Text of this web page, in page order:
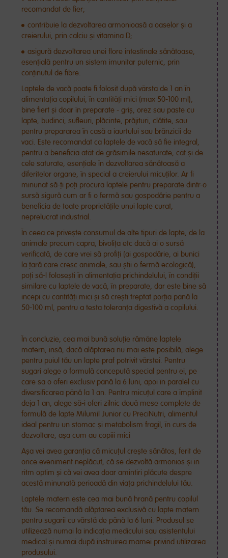
recomandat de fier;
contribuie la dezvoltarea armonioasă a oaselor și a
creierului, prin calciu și vitamina D;
asigură dezvoltarea unei flore intestinale sănătoase,
esențială pentru un sistem imunitar puternic, prin
conținutul de fibre.
Laptele de vacă poate fi folosit după vârsta de 1 an în
alimentația copilului, în cantități mici (max 50-100 ml),
bine fiert și doar în preparate - griș, orez sau paste cu
lapte, budinci, sufleuri, plăcinte, prăjituri, clătite, sau
pentru prepararea în casă a iaurtului sau brânzicii de
vaci. Este recomandat ca laptele de vacă să fie integral,
pentru a beneficia atât de grăsimile nesaturate, cât și de
cele saturate, esențiale în dezvoltarea sănătoasă a
diferitelor organe, în special a creierului micuților. Ar fi
minunat să-ți poți procura laptele pentru preparate dintr-o
sursă sigură cum ar fi o fermă sau gospodărie pentru a
beneficia de toate proprietățile unui lapte curat,
neprelucrat industrial.
În ceea ce privește consumul de alte tipuri de lapte, de la
animale precum capra, bivolița etc dacă ai o sursă
verificată, de care vrei să profiți (ai gospodărie, ai bunici
la țară care cresc animale, sau știi o fermă ecologică),
poți să-l folosești în alimentația prichindelului, în condiții
similare cu laptele de vacă, în preparate, dar este bine să
începi cu cantități mici și să crești treptat porția până la
50-100 ml, pentru a testa toleranța digestivă a copilului.
În concluzie, cea mai bună soluție rămâne laptele
matern, însă, dacă alăptarea nu mai este posibilă, alege
pentru puiul tău un lapte praf potrivit vârstei. Pentru
sugari alege o formulă concepută special pentru ei, pe
care sa o oferi exclusiv până la 6 luni, apoi în paralel cu
diversificarea până la 1 an. Pentru micuțul care a împlinit
deja 1 an, alege să-i oferi zilnic două mese complete de
formulă de lapte Milumil Junior cu PreciNutri, alimentul
ideal pentru un stomac și metabolism fragil, în curs de
dezvoltare, așa cum au copiii mici
Așa vei avea garanția că micuțul crește sănătos, ferit de
orice eveniment neplăcut, că se dezvoltă armonios și în
ritm optim și că vei avea doar amintiri plăcute despre
acestă minunată perioadă din viața prichindelului tău.
Laptele matern este cea mai bună hrană pentru copilul
tău. Se recomandă alăptarea exclusivă cu lapte matern
pentru sugarii cu vârstă de până la 6 luni. Produsul se
utilizează numai la indicația medicului sau asistentului
medical și numai după instruirea mamei privind utilizarea
produsului.